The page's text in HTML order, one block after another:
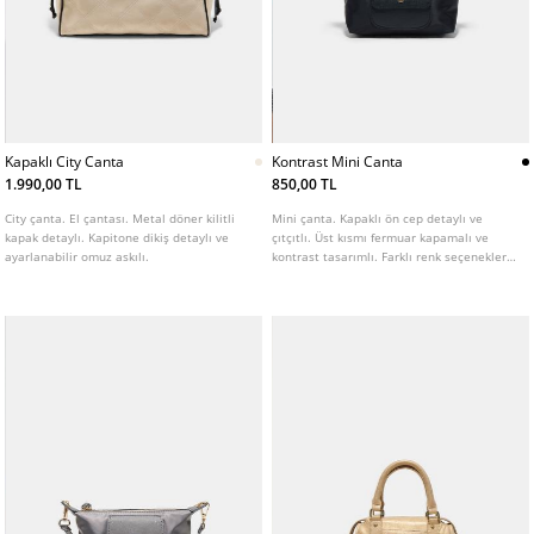
Kapaklı City Canta
1.990,00 TL
City çanta. El çantası. Metal döner kilitli
kapak detaylı. Kapitone dikiş detaylı ve
ayarlanabilir omuz askılı.
Kontrast Mini Canta
850,00 TL
Mini çanta. Kapaklı ön cep detaylı ve
çıtçıtlı. Üst kısmı fermuar kapamalı ve
kontrast tasarımlı. Farklı renk seçenekleri